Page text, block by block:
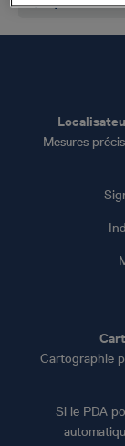
Mesures
Cartographie
Si le PDA